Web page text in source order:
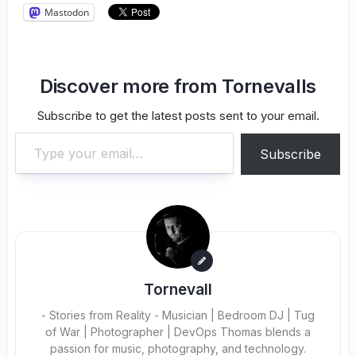
Mastodon
Discover more from Tornevalls
Subscribe to get the latest posts sent to your email.
Type your email…
Subscribe
Tornevall
- Stories from Reality - Musician | Bedroom DJ | Tug
of War | Photographer | DevOps Thomas blends a
passion for music, photography, and technology.